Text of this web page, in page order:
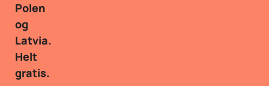
Polen
og
Latvia.
Helt
gratis.